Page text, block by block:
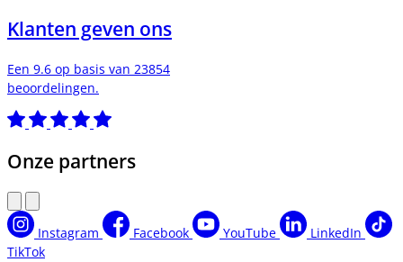
Klanten geven ons
Een 9.6 op basis van 23854
beoordelingen.
Onze partners
Instagram Facebook YouTube
LinkedIn
TikTok